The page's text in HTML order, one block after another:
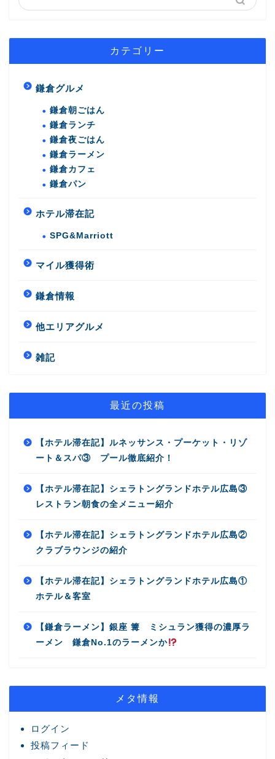
カテゴリー
鎌倉グルメ
鎌倉朝ごはん
鎌倉ランチ
鎌倉夜ごはん
鎌倉ラーメン
鎌倉カフェ
鎌倉パン
ホテル滞在記
SPG&Marriott
マイル獲得術
鎌倉情報
他エリアグルメ
雑記
最近の投稿
【ホテル滞在記】ルネッサンス・プーケット・リゾ
ート＆スパ③ プール徹底紹介！
【ホテル滞在記】シェラトングランドホテル広島③
レストラン朝食の全メニュー紹介
【ホテル滞在記】シェラトングランドホテル広島②
クラブラウンジの紹介
【ホテル滞在記】シェラトングランドホテル広島①
ホテル＆客室
【鎌倉ラーメン】銀座 篝 ミシュラン獲得の濃厚ラ
ーメン 鎌倉No.1のラーメンか
メタ情報
ログイン
投稿フィード